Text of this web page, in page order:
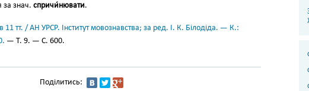
за знач. спричи́нювати.
11 тт. / АН УРСР. Інститут мовознавства; за ред. І. К. Білодіда. — К.:
— Т. 9. — С. 600.
Поділитись: